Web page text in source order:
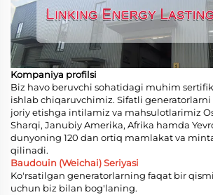
Kompaniya profilsi
Biz havo beruvchi sohatidagi muhim
ishlab chiqaruvchimiz. Sifatli
joriy etishga intilamiz va mahsulotlarimiz
Sharqi, Janubiy Amerika, Afrika hamda
dunyoning 120 dan ortiq mamlakat va
qilinadi.
Baudouin (Weichai) Seriyasi
Ko'rsatilgan generatorlarning faqat bir
uchun biz bilan bog'laning.